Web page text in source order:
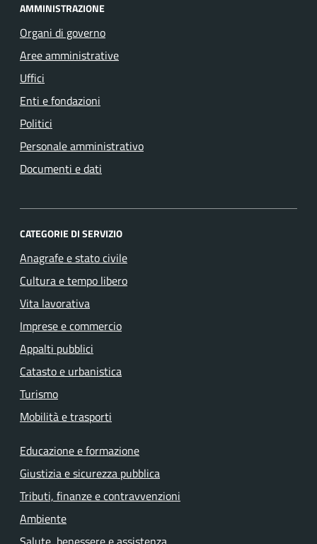
AMMINISTRAZIONE
Organi di governo
Aree amministrative
Uffici
Enti e fondazioni
Politici
Personale amministrativo
Documenti e dati
CATEGORIE DI SERVIZIO
Anagrafe e stato civile
Cultura e tempo libero
Vita lavorativa
Imprese e commercio
Appalti pubblici
Catasto e urbanistica
Turismo
Mobilità e trasporti
Educazione e formazione
Giustizia e sicurezza pubblica
Tributi, finanze e contravvenzioni
Ambiente